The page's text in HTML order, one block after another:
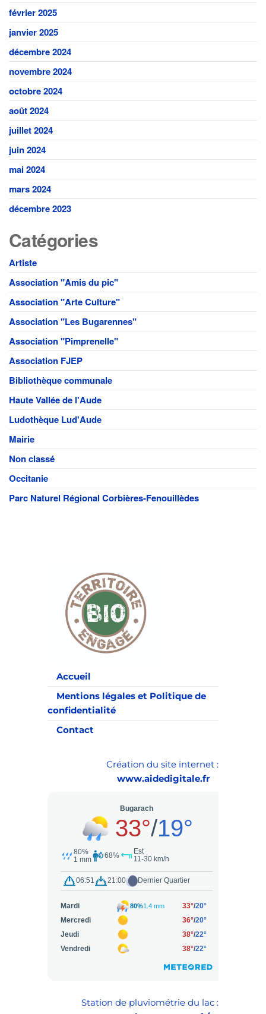
février 2025
janvier 2025
décembre 2024
novembre 2024
octobre 2024
août 2024
juillet 2024
juin 2024
mai 2024
mars 2024
décembre 2023
Catégories
Artiste
Association "Amis du pic"
Association "Arte Culture"
Association "Les Bugarennes"
Association "Pimprenelle"
Association FJEP
Bibliothèque communale
Haute Vallée de l'Aude
Ludothèque Lud'Aude
Mairie
Non classé
Occitanie
Parc Naturel Régional Corbières-Fenouillèdes
Accueil
Mentions légales et Politique de
confidentialité
Contact
Création du site internet :
www.aidedigitale.fr
Station de pluviométrie du lac :